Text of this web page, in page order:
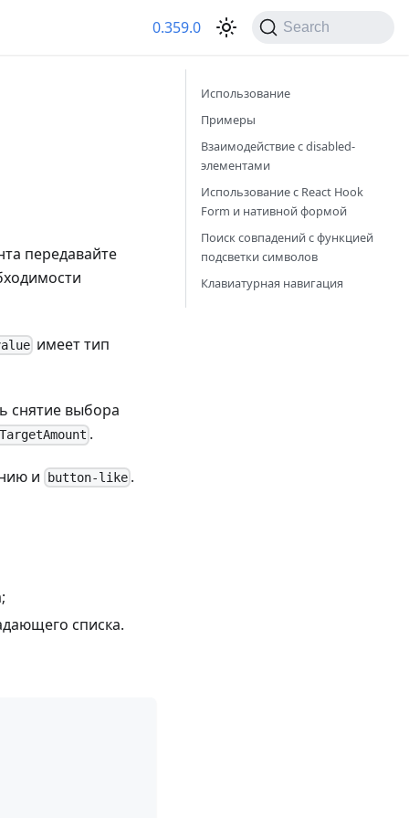
0.359.0 Search
передавайте
имеет тип
снятие выбора
.
и button-like.
списка.
Использование
Примеры
Взаимодействие с disabled-
элементами
Использование с React Hook
Form и нативной формой
Поиск совпадений с функцией
подсветки символов
Клавиатурная навигация